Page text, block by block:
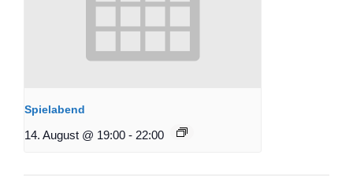
Spielabend
14. August @ 19:00 - 22:00